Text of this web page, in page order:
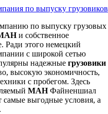
по выпуску грузовиков
по выпуску грузовых
и собственное
Ради этого немецкий
с широкой сетью
надежные грузовики
высокую экономичность,
с пробегом. Здесь
МАНФайненшиал
самые выгодные условия, а